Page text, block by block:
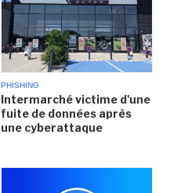
PHISHING
Intermarché victime d'une
fuite de données après
une cyberattaque